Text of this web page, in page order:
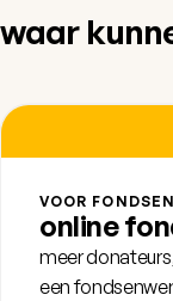
waar
VOOR
online
meer
een